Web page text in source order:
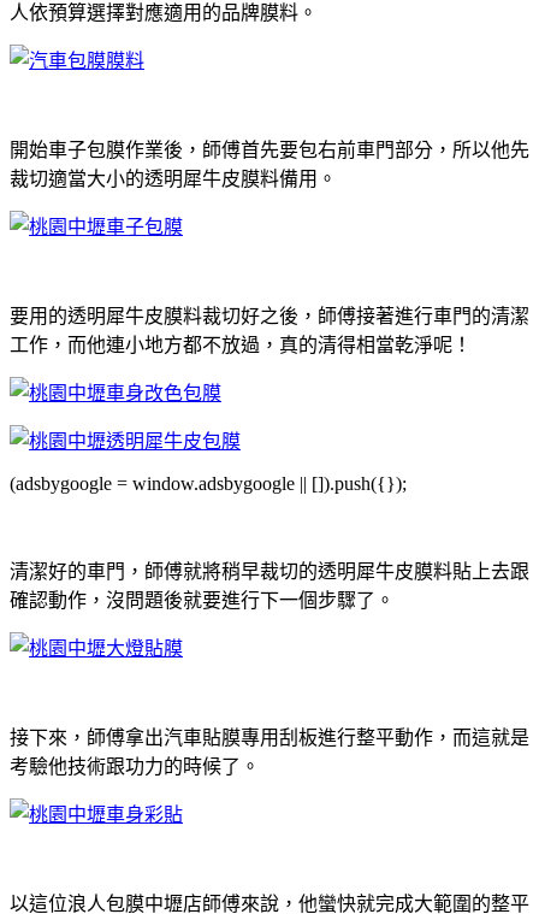
人依預算選擇對應適用的品牌膜料。
開始車子包膜作業後，師傅首先要包右前車門部分，所以他先
裁切適當大小的透明犀牛皮膜料備用。
要用的透明犀牛皮膜料裁切好之後，師傅接著進行車門的清潔
工作，而他連小地方都不放過，真的清得相當乾淨呢！
(adsbygoogle = window.adsbygoogle || []).push({});
清潔好的車門，師傅就將稍早裁切的透明犀牛皮膜料貼上去跟
確認動作，沒問題後就要進行下一個步驟了。
接下來，師傅拿出汽車貼膜專用刮板進行整平動作，而這就是
考驗他技術跟功力的時候了。
以這位浪人包膜中壢店師傅來說，他蠻快就完成大範圍的整平